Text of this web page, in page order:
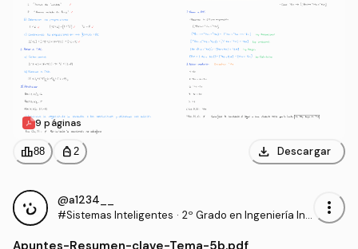
9 páginas
leaderboard88 personal_bag 2 download Descargar
@a1234__
#Sistemas Inteligentes · 2º Grado en Ingeniería Inf
more_vert
Apuntes-Resumen-clave-Tema-5b.pdf